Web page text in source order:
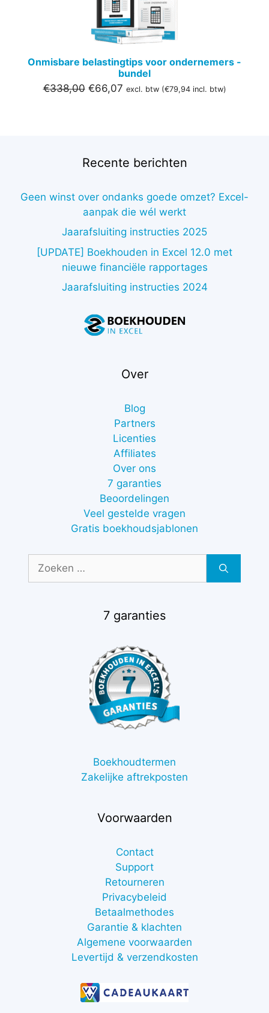
Onmisbare belastingtips voor ondernemers -
bundel
€338,00 Oorspronkelijke
€66,07Huidige
excl. btw (€79,94incl. btw)
Recente berichten
Geen winst over ondanks goede omzet? Excel-
aanpak die wél werkt
Jaarafsluiting instructies 2025
[UPDATE] Boekhouden in Excel 12.0 met
nieuwe financiële rapportages
Jaarafsluiting instructies 2024
Over
Blog
Partners
Licenties
Affiliates
Over ons
7 garanties
Beoordelingen
Veel gestelde vragen
Gratis boekhoudsjablonen
Zoek
7 garanties
Boekhoudtermen
Zakelijke aftrekposten
Voorwaarden
Contact
Support
Retourneren
Privacybeleid
Betaalmethodes
Garantie & klachten
Algemene voorwaarden
Levertijd & verzendkosten